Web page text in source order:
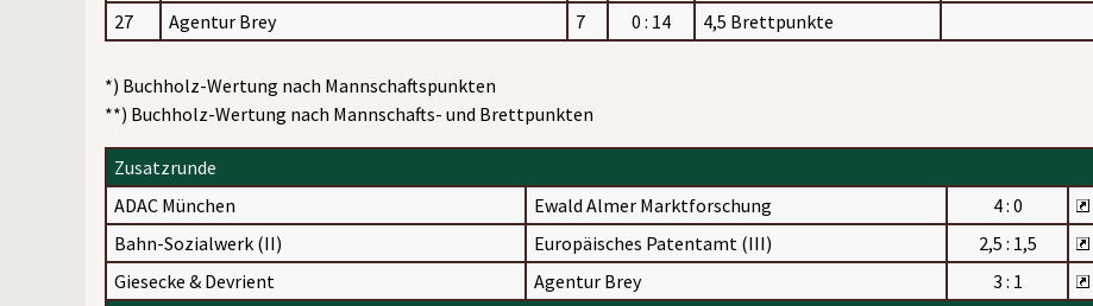
27
Agentur Brey 7 0 : 14 4,5 Brettpunkte
*) Buchholz-Wertung nach Mannschaftspunkten
**) Buchholz-Wertung nach Mannschafts- und Brettpunkten
Zusatzrunde
ADAC München
Ewald Almer Marktforschung
4 : 0
Bahn-Sozialwerk (II)
Europäisches Patentamt (III)
2,5 : 1,5
Giesecke & Devrient
Agentur Brey
3 : 1